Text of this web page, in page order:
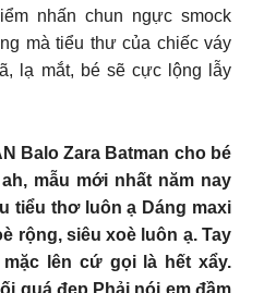
nhấn chun ngực smock
mà tiểu thư của chiếc váy
lạ mắt, bé sẽ cực lộng lẫy
Balo Zara Batman cho bé
mẫu mới nhất năm nay
tiểu thơ luôn ạ Dáng maxi
rộng, siêu xoè luôn ạ. Tay
lên cứ gọi là hết xẩy.
quá đẹp Phải nói em đầm